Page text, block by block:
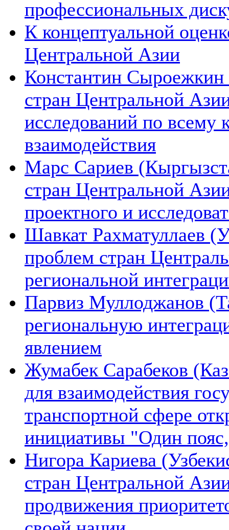
профессиональных
К концептуальной
Центральной Азии
Константин Сыроежкин
стран Центральной
исследований по всему
взаимодействия
Марс Сариев
стран Центральной
проектного и
Шавкат Рахматуллаев
проблем стран
региональной
Парвиз Муллоджанов
региональную
явлением
Жумабек Сарабеков
для взаимодействия
транспортной сфере
инициативы "Один
Нигора Кариева
стран Центральной
продвижения